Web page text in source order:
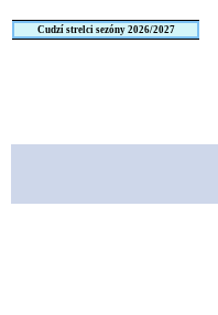
Cudzí strelci sezóny 2026/2027